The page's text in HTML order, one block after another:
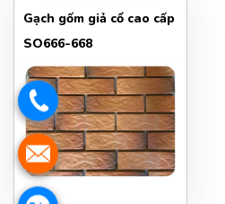
Gạch gốm giả cổ cao cấp
SO666-668